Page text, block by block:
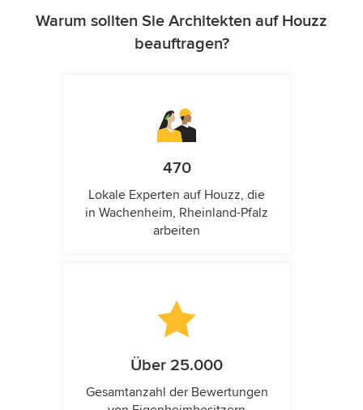
Warum sollten Sie Architekten auf Houzz
beauftragen?
470
Lokale Experten auf Houzz, die
in Wachenheim, Rheinland-Pfalz
arbeiten
Über 25.000
Gesamtanzahl der Bewertungen